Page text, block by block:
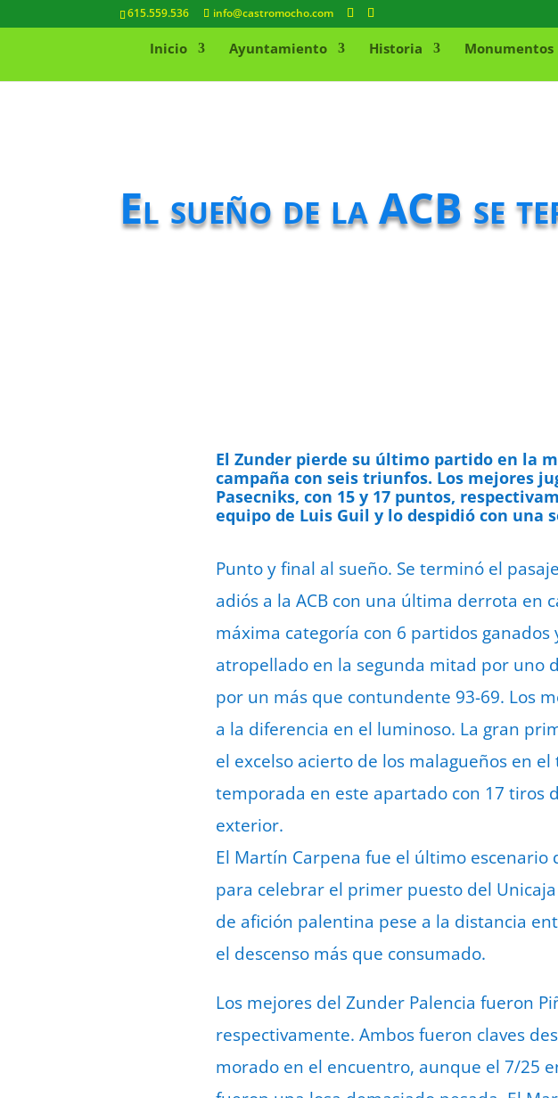
615.559.536 info@castromocho.com
Inicio Ayuntamiento Historia Monumentos
El sueño de la ACB se
El Zunder pierde su último partido en la
campaña con seis triunfos. Los mejores
Pasecniks, con 15 y 17 puntos,
equipo de Luis Guil y lo despidió con una
Punto y final al sueño. Se terminó el
adiós a la ACB con una última derrota en
máxima categoría con 6 partidos
atropellado en la segunda mitad por uno
por un más que contundente 93-69. Los
a la diferencia en el luminoso. La gran
el excelso acierto de los malagueños en
temporada en este apartado con 17 tiros
exterior.
El Martín Carpena fue el último escenario
para celebrar el primer puesto del
de afición palentina pese a la distancia
el descenso más que consumado.
Los mejores del Zunder Palencia fueron
respectivamente. Ambos fueron claves
morado en el encuentro, aunque el 7/25